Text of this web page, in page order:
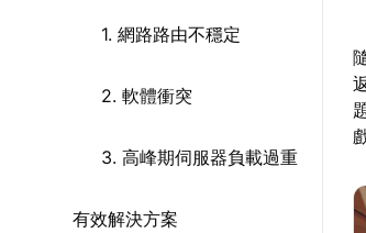
1. 網路路由不穩定
2. 軟體衝突
3. 高峰期伺服器負載過重
有效解決方案